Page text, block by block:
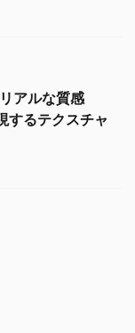
アルな質感
するテクスチャ